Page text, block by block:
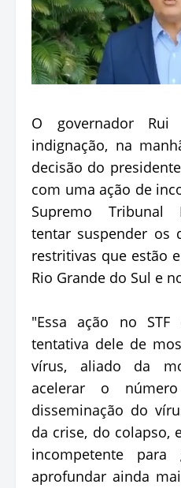
O governador Rui
indignação, na
decisão do
com uma ação de
Supremo Tribunal
tentar suspender os
restritivas que estão
Rio Grande do Sul e
"Essa ação no
tentativa dele de
vírus, aliado da
acelerar o
disseminação do
da crise, do colapso,
incompetente
aprofundar ainda